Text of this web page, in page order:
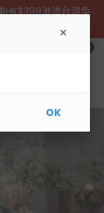
港澳台灣免
0
OK